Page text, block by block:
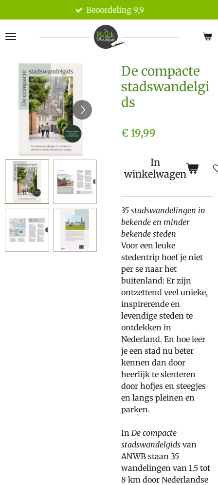
direct
naar
Beoordeling 9,9
De compacte
stadswandelgi
ds
€ 19,99
In
winkelwagen
35 stadswandelingen in
bekende en minder
bekende steden
Voor een leuke
stedentrip hoef je niet
per se naar het
buitenland: Er zijn
ontzettend veel unieke,
inspirerende en
levendige steden te
ontdekken in
Nederland. En hoe leer
je een stad nu beter
kennen dan door
heerlijk te slenteren
door hofjes en steegjes
en langs pleinen en
parken.
In De compacte
stadswandelgids van
ANWB staan 35
wandelingen van 1.5 tot
8 km door Nederlandse